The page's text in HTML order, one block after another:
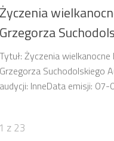
Życzenia
Grzegorza
Tytuł: Życzenia wielkanocne
Grzegorza Suchodolskiego
audycji: InneData
z 23